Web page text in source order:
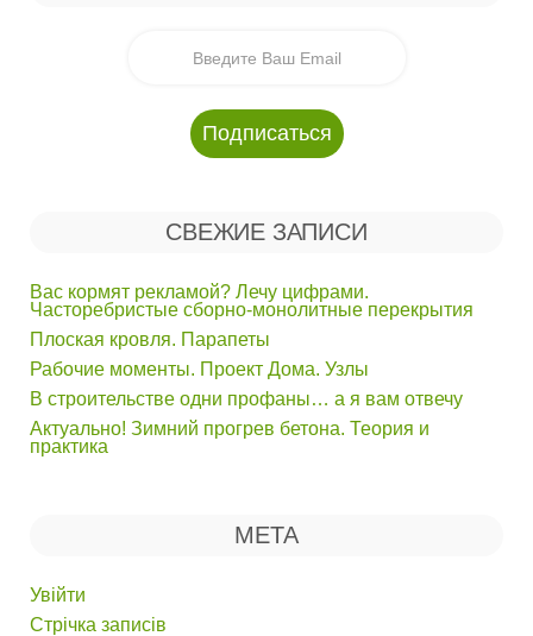
СВЕЖИЕ ЗАПИСИ
Вас кормят рекламой? Лечу цифрами.
Часторебристые сборно-монолитные перекрытия
Плоская кровля. Парапеты
Рабочие моменты. Проект Дома. Узлы
В строительстве одни профаны… а я вам отвечу
Актуально! Зимний прогрев бетона. Теория и
практика
МЕТА
Увійти
Стрічка записів